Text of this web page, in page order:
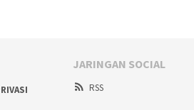
JARINGAN SOCIAL
RSS